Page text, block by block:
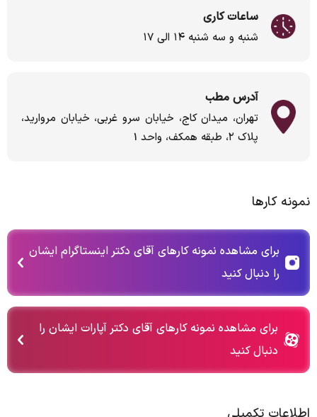
ساعات کاری
شنبه و سه شنبه ۱۴ الی ۱۷
آدرس مطب
تهران، میدان کاج، خیابان سرو غربی، خیابان مروارید،
پلاک ۲، طبقه همکف، واحد 1
نمونه کارها
برای مشاهده نمونه کارهای آقای دکتر اینستاگرام ایشان
را دنبال کنید
برای مشاهده نمونه کارهای آقای دکتر آپارات ایشان را
دنبال کنید